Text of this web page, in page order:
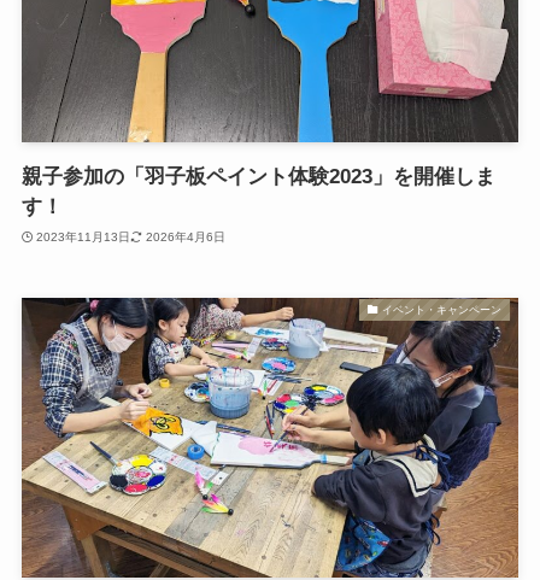
親子参加の「羽子板ペイント体験2023」を開催しま
す！
2023年11月13日 2026年4月6日
イベント・キャンペーン